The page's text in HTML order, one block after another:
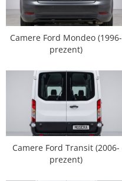
Mitsubishi
Land Rover
Mazda
Honda
Citroen
Camere Ford Mondeo (1996-
prezent)
Camere Ford Transit (2006-
prezent)